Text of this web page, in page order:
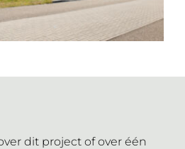
dit project of over één